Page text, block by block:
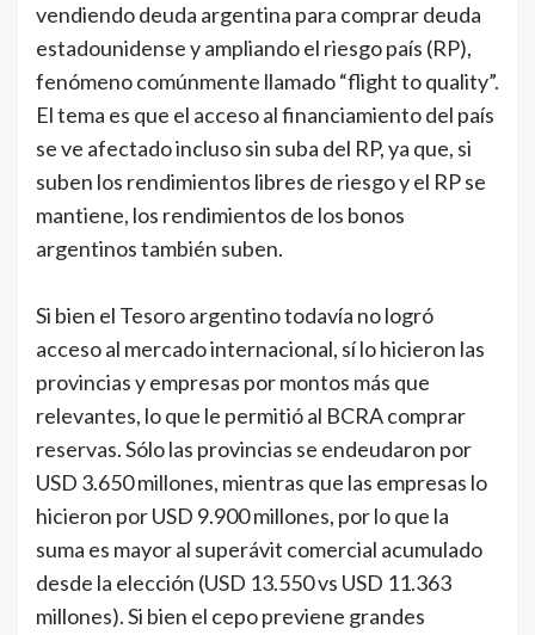
vendiendo deuda argentina para comprar deuda
estadounidense y ampliando el riesgo país (RP),
fenómeno comúnmente llamado “flight to quality”.
El tema es que el acceso al financiamiento del país
se ve afectado incluso sin suba del RP, ya que, si
suben los rendimientos libres de riesgo y el RP se
mantiene, los rendimientos de los bonos
argentinos también suben.
Si bien el Tesoro argentino todavía no logró
acceso al mercado internacional, sí lo hicieron las
provincias y empresas por montos más que
relevantes, lo que le permitió al BCRA comprar
reservas. Sólo las provincias se endeudaron por
USD 3.650 millones, mientras que las empresas lo
hicieron por USD 9.900 millones, por lo que la
suma es mayor al superávit comercial acumulado
desde la elección (USD 13.550 vs USD 11.363
millones). Si bien el cepo previene grandes